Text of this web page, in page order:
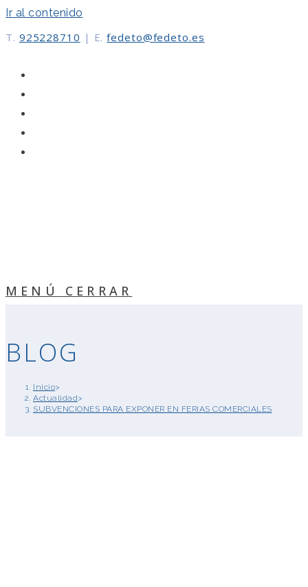
Ir al contenido
T. 925228710 | E. fedeto@fedeto.es
MENÚ CERRAR
BLOG
Inicio>
Actualidad>
SUBVENCIONES PARA EXPONER EN FERIAS COMERCIALES